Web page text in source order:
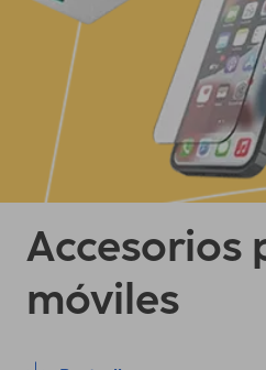
Accesorios
móviles